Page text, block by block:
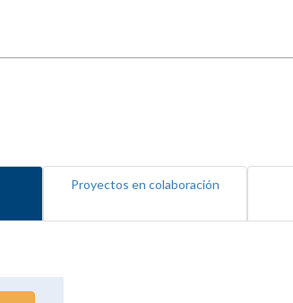
Proyectos en colaboración